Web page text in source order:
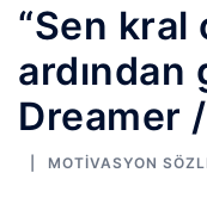
“Sen kral
ardından
Dreamer
MOTIVASYON